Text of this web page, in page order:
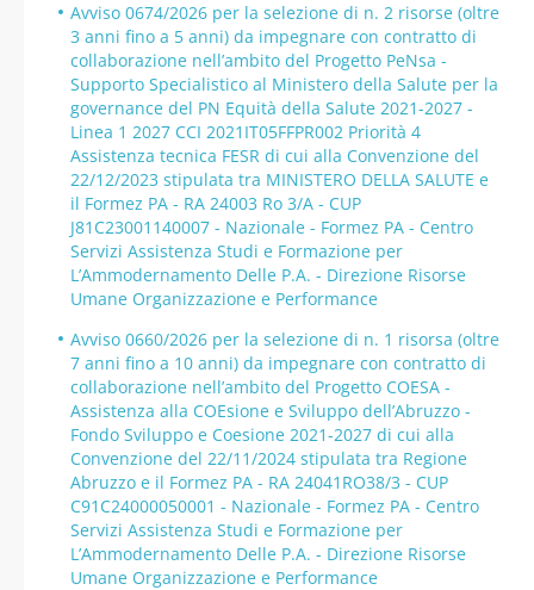
Avviso 0674/2026 per la selezione di n. 2 risorse (oltre
3 anni fino a 5 anni) da impegnare con contratto di
collaborazione nell’ambito del Progetto PeNsa -
Supporto Specialistico al Ministero della Salute per la
governance del PN Equità della Salute 2021-2027 -
Linea 1 2027 CCI 2021IT05FFPR002 Priorità 4
Assistenza tecnica FESR di cui alla Convenzione del
22/12/2023 stipulata tra MINISTERO DELLA SALUTE e
il Formez PA - RA 24003 Ro 3/A - CUP
J81C23001140007 - Nazionale - Formez PA - Centro
Servizi Assistenza Studi e Formazione per
L’Ammodernamento Delle P.A. - Direzione Risorse
Umane Organizzazione e Performance
Avviso 0660/2026 per la selezione di n. 1 risorsa (oltre
7 anni fino a 10 anni) da impegnare con contratto di
collaborazione nell’ambito del Progetto COESA -
Assistenza alla COEsione e Sviluppo dell’Abruzzo -
Fondo Sviluppo e Coesione 2021-2027 di cui alla
Convenzione del 22/11/2024 stipulata tra Regione
Abruzzo e il Formez PA - RA 24041RO38/3 - CUP
C91C24000050001 - Nazionale - Formez PA - Centro
Servizi Assistenza Studi e Formazione per
L’Ammodernamento Delle P.A. - Direzione Risorse
Umane Organizzazione e Performance